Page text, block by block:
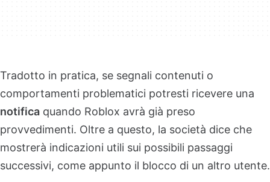
Tradotto in pratica, se segnali contenuti o
comportamenti problematici potresti ricevere una
notifica quando Roblox avrà già preso
provvedimenti. Oltre a questo, la società dice che
mostrerà indicazioni utili sui possibili passaggi
successivi, come appunto il blocco di un altro utente.